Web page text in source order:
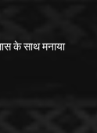
के साथ मनाया